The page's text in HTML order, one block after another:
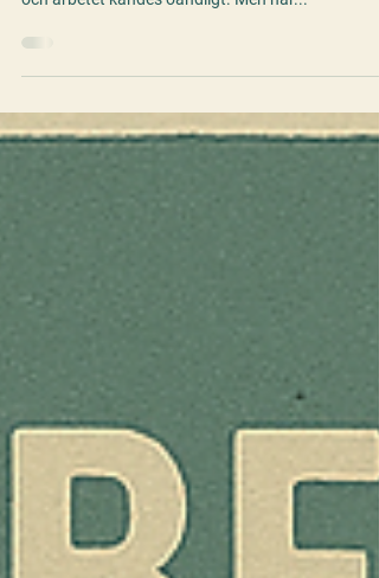
När Mats försökte röja sina igenvuxna beteshagar
med bara en röjsåg tog det veckor. Kroppen värkte